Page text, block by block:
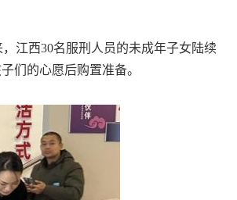
江西30名服刑人员的未成年子女陆续
们的心愿后购置准备。